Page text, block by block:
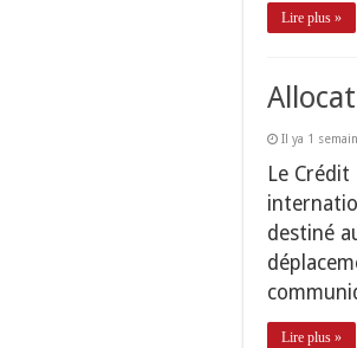
Lire plus »
Il ya 1
Le
destiné
Lire plus »